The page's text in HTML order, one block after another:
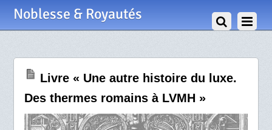
Noblesse & Royautés
Livre « Une autre histoire du luxe.
Des thermes romains à LVMH »